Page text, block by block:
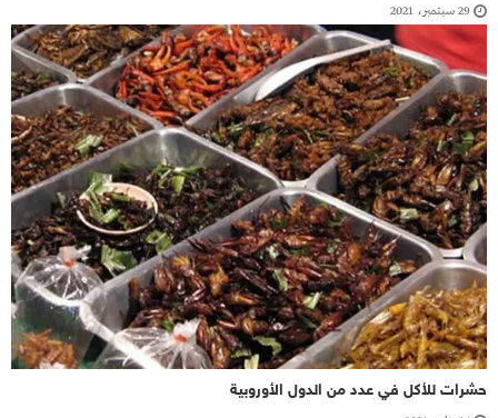
29 سبتمبر، 2021
حشرات للأكل في عدد من الدول الأوروبية